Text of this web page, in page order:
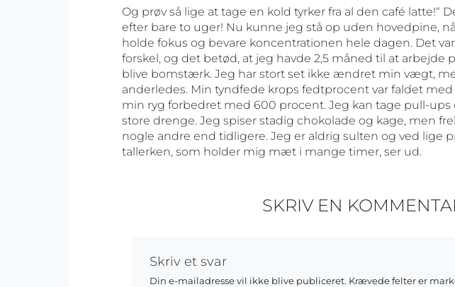
Og prøv så lige at tage en kold tyrker fra al den café latte!“
efter bare to uger! Nu kunne jeg stå op uden hovedpine,
holde fokus og bevare koncentrationen hele dagen. Det
forskel, og det betød, at jeg havde 2,5 måned til at arbejde
blive bomstærk. Jeg har stort set ikke ændret min vægt,
anderledes. Min tyndfede krops fedtprocent var faldet med
min ryg forbedret med 600 procent. Jeg kan tage pull-
store drenge. Jeg spiser stadig chokolade og kage, men
nogle andre end tidligere. Jeg er aldrig sulten og ved lige
tallerken, som holder mig mæt i mange timer, ser ud.
SKRIV EN
Skriv et svar
Din e-mailadresse vil ikke blive publiceret. Krævede felter er